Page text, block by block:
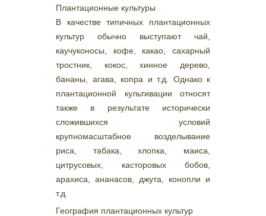
Плантационные культуры
В качестве типичных плантационных
культур обычно выступают чай,
каучуконосы, кофе, какао, сахарный
тростник, кокос, хинное дерево,
бананы, агава, копра и т.д. Однако к
плантационной культивации относят
также в результате исторически
сложившихся условий
крупномасштабное возделывание
риса, табака, хлопка, маиса,
цитрусовых, касторовых бобов,
арахиса, ананасов, джута, конопли и
т.д.
География плантационных культур